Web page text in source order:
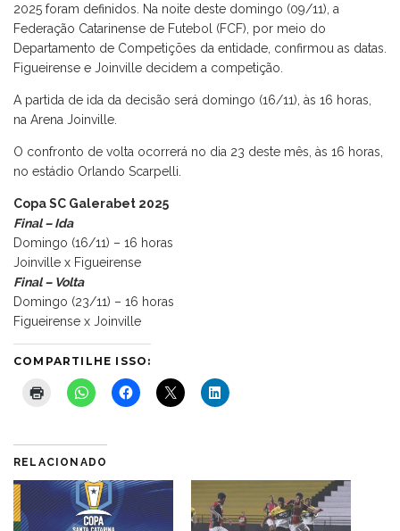
2025 foram definidos. Na noite deste domingo (09/11), a
Federação Catarinense de Futebol (FCF), por meio do
Departamento de Competições da entidade, confirmou as datas.
Figueirense e Joinville decidem a competição.
A partida de ida da decisão será domingo (16/11), às 16 horas,
na Arena Joinville.
O confronto de volta ocorrerá no dia 23 deste mês, às 16 horas,
no estádio Orlando Scarpelli.
Copa SC Galerabet 2025
Final – Ida
Domingo (16/11) – 16 horas
Joinville x Figueirense
Final – Volta
Domingo (23/11) – 16 horas
Figueirense x Joinville
COMPARTILHE ISSO:
RELACIONADO